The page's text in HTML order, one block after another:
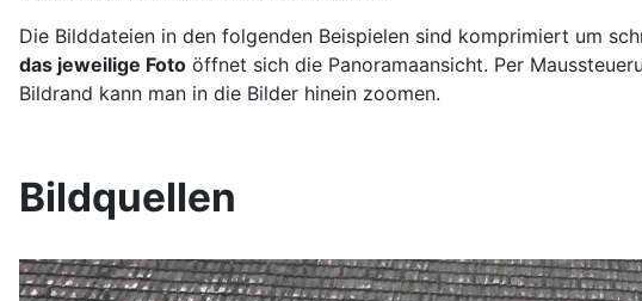
Die Bilddateien in den folgenden Beispielen sind komprimiert um
das jeweilige Foto öffnet sich die Panoramaansicht. Per
Bildrand kann man in die Bilder hinein zoomen.
Bildquellen